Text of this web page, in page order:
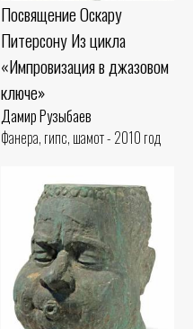
Посвящение Оскару
Питерсону Из цикла
«Импровизация в джазовом
ключе»
Дамир Рузыбаев
Фанера, гипс, шамот - 2010 год